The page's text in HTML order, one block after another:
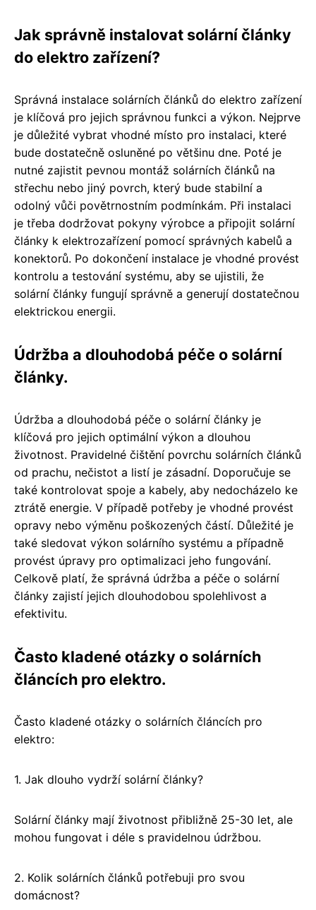
Jak správně instalovat solární články
do elektro zařízení?
Správná instalace solárních článků do elektro zařízení
je klíčová pro jejich správnou funkci a výkon. Nejprve
je důležité vybrat vhodné místo pro instalaci, které
bude dostatečně osluněné po většinu dne. Poté je
nutné zajistit pevnou montáž solárních článků na
střechu nebo jiný povrch, který bude stabilní a
odolný vůči povětrnostním podmínkám. Při instalaci
je třeba dodržovat pokyny výrobce a připojit solární
články k elektrozařízení pomocí správných kabelů a
konektorů. Po dokončení instalace je vhodné provést
kontrolu a testování systému, aby se ujistili, že
solární články fungují správně a generují dostatečnou
elektrickou energii.
Údržba a dlouhodobá péče o solární
články.
Údržba a dlouhodobá péče o solární články je
klíčová pro jejich optimální výkon a dlouhou
životnost. Pravidelné čištění povrchu solárních článků
od prachu, nečistot a listí je zásadní. Doporučuje se
také kontrolovat spoje a kabely, aby nedocházelo ke
ztrátě energie. V případě potřeby je vhodné provést
opravy nebo výměnu poškozených částí. Důležité je
také sledovat výkon solárního systému a případně
provést úpravy pro optimalizaci jeho fungování.
Celkově platí, že správná údržba a péče o solární
články zajistí jejich dlouhodobou spolehlivost a
efektivitu.
Často kladené otázky o solárních
článcích pro elektro.
Často kladené otázky o solárních článcích pro
elektro:
1. Jak dlouho vydrží solární články?
Solární články mají životnost přibližně 25-30 let, ale
mohou fungovat i déle s pravidelnou údržbou.
2. Kolik solárních článků potřebuji pro svou
domácnost?